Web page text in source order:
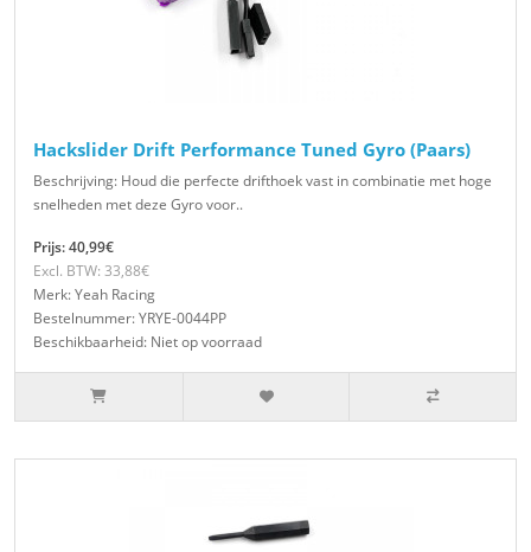
Hackslider Drift Performance Tuned Gyro (Paars)
Beschrijving: Houd die perfecte drifthoek vast in combinatie met hoge
snelheden met deze Gyro voor..
Prijs: 40,99€
Excl. BTW: 33,88€
Merk: Yeah Racing
Bestelnummer: YRYE-0044PP
Beschikbaarheid: Niet op voorraad